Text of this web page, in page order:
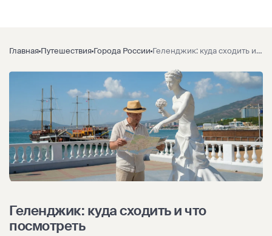
Главная Путешествия Города России Геленджик: куда сходить и что посмотреть
Геленджик: куда сходить и что
посмотреть